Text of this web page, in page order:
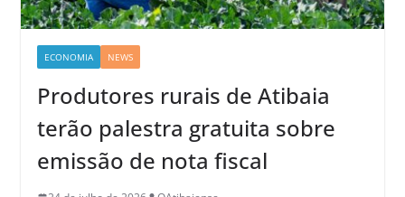
ECONOMIA NEWS
Produtores rurais de Atibaia
terão palestra gratuita sobre
emissão de nota fiscal